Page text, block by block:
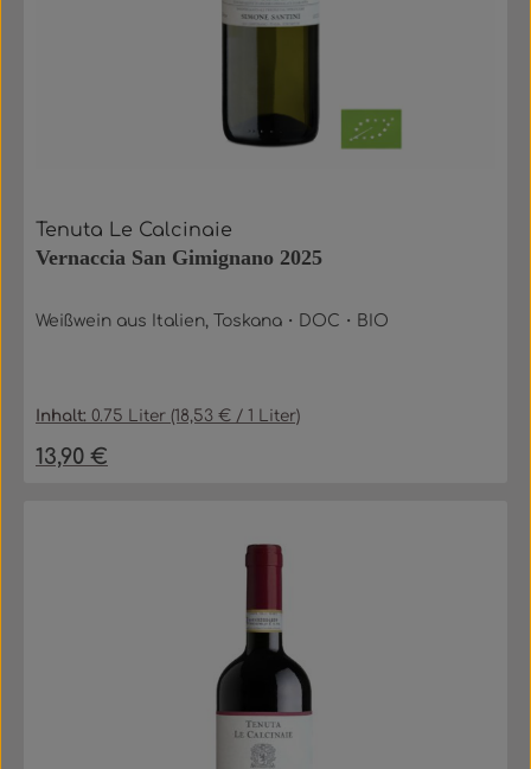
Tenuta Le Calcinaie
Vernaccia San Gimignano 2025
Weißwein aus Italien, Toskana・DOC・BIO
Inhalt:0.75 Liter (18,53 € / 1 Liter)
Regulärer Preis:
13,90 €